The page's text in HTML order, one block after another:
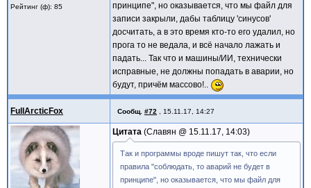
Рейтинг (ф): 85
принципе", но оказывается, что мы файл для
записи закрыли, дабы таблицу 'синусов'
досчитать, а в это время кто-то его удалил, но
прога то не ведала, и всё начало лажать и
падать... Так что и машины/ИИ, технически
исправные, не должны попадать в аварии, но
будут, причём массово!..
FullArcticFox Сообщ. #72 15.11.17, 14:27
Цитата Славян @ 15.11.17, 14:03
Так и программы вроде пишут так, что если
правила "соблюдать, то аварий не будет в
принципе", но оказывается, что мы файл для